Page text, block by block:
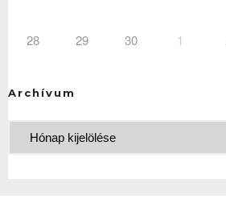
28 29 30 1
Archívum